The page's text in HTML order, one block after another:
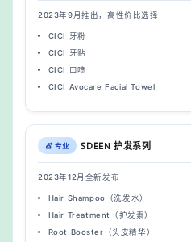
2023年9月推出，高性价比选择
CICI 牙粉
CICI 牙贴
CICI 口喷
CICI Avocare Facial Towel
💇 专业 SDEEN 护发系列
2023年12月全新发布
Hair Shampoo（洗发水）
Hair Treatment（护发素）
Root Booster（头皮精华）